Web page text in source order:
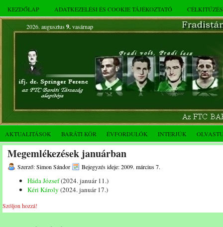
KEZDŐLAP ADATKEZELÉSI ÉS COOKIE TÁJÉKOZTATÓ
2026. augusztus 9.vasárnap
AKTUALITÁSOK BARÁTI KÖR ÉVFORDULÓK INTERJÚK
Megemlékezések januárban
Szerző: Simon Sándor Bejegyzés ideje: 2009. március 7.
Háda József(2024. január 11.)
Kéri Károly (2024. január 17.)
Szóljon hozzá!